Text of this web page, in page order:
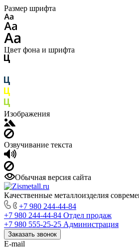
Размер шрифта
Цвет фона и шрифта
Изображения
Озвучивание текста
Обычная версия сайта
Качественные металлоизделия
+7 980 244-44-84
+7 980 244-44-84 Отдел продаж
+7 980 555-25-25 Администрация
Заказать звонок
E-mail